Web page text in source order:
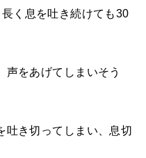
く息を吐き続けても30
声をあげてしまいそう
吐き切ってしまい、息切